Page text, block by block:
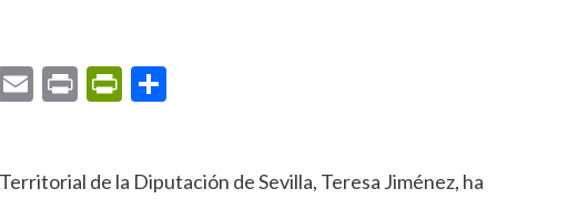
EmailPrintPrintFriendly